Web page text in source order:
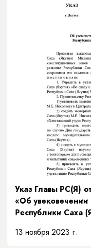
Указ Главы РС(Я)
«Об увековечении
Республики Саха
13 ноября 2023 г.